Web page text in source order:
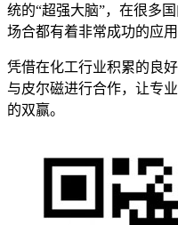
统的“超强大脑”，在很多
场合都有着非常成功的应用
凭借在化工行业积累的良
与皮尔磁进行合作，让专
的双赢。